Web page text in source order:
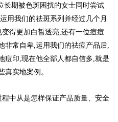
长期被色斑困扰的女士同时尝试
用我们的祛斑系列并经过几个月
得更加白皙透亮,还有一位痘痘
非常自卑,运用我们的祛痘产品后,
痘印,现在他全部人都自信多,就是
真实地案例。
中从是怎样保证产品质量、安全